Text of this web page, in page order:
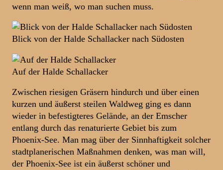
wenn man weiß, wo man suchen muss.
Blick von der Halde Schallacker nach Südosten
Auf der Halde Schallacker
Zwischen riesigen Gräsern hindurch und über einen
kurzen und äußerst steilen Waldweg ging es dann
wieder in befestigteres Gelände, an der Emscher
entlang durch das renaturierte Gebiet bis zum
Phoenix-See. Man mag über der Sinnhaftigkeit solcher
stadtplanerischen Maßnahmen denken, was man will,
der Phoenix-See ist ein äußerst schöner und